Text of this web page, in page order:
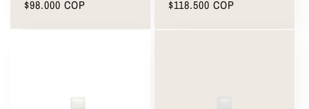
Precio
$98.000 COP
Precio
$118.500 COP